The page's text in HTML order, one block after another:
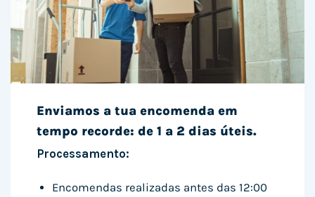
Enviamos a tua encomenda em
tempo recorde: de 1 a 2 dias úteis.
Processamento:
Encomendas realizadas antes das 12:00